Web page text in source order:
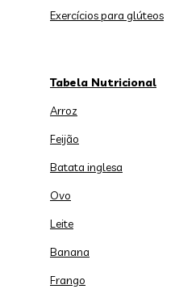
Exercícios para glúteos
Tabela Nutricional
Arroz
Feijão
Batata inglesa
Ovo
Leite
Banana
Frango